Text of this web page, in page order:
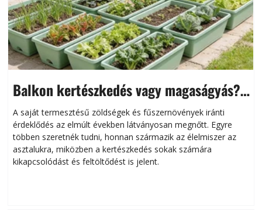
Balkon kertészkedés vagy magaságyás?
Helytakarékos kertészkedés
A saját termesztésű zöldségek és fűszernövények iránti
érdeklődés az elmúlt években látványosan megnőtt. Egyre
többen szeretnék tudni, honnan származik az élelmiszer az
asztalukra, miközben a kertészkedés sokak számára
kikapcsolódást és feltöltődést is jelent.